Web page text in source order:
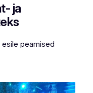
ja
peamised